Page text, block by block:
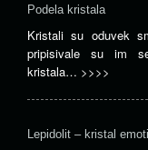
Podela kristala
Kristali su oduvek
pripisivale su im
kristala… >>>>
Lepidolit – kristal